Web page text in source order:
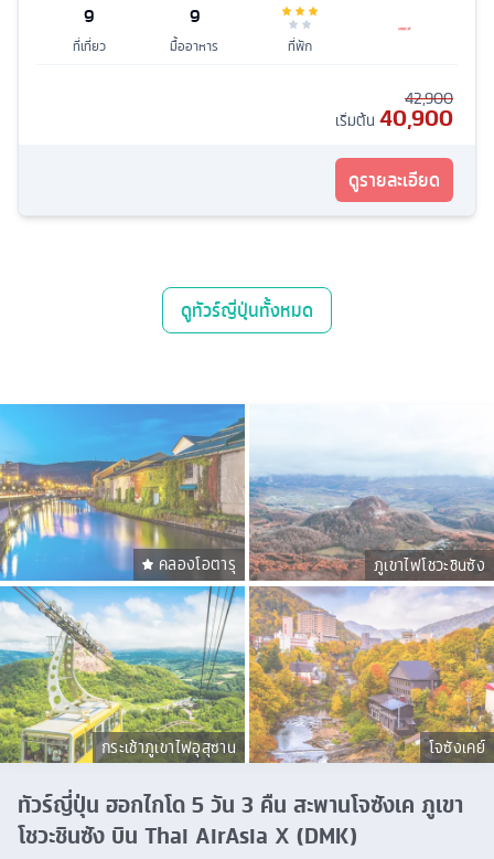
9
ที่เที่ยว
9
มื้ออาหาร ที่พัก
42,900
เริ่มต้น 40,900
ดูรายละเอียด
ดูทัวร์ญี่ปุ่นทั้งหมด
คลองโอตารุ ภูเขาไฟโชวะชินซัง
กระเช้าภูเขาไฟอุสุซาน โจซังเคย์
ทัวร์ญี่ปุ่น ฮอกไกโด 5 วัน 3 คืน สะพานโจซังเค ภูเขา
โชวะชินซัง บิน Thai AirAsia X (DMK)